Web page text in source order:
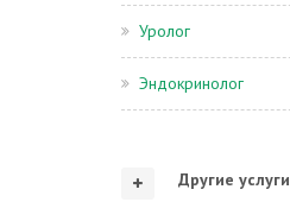
Уролог
Эндокринолог
Другие услуги